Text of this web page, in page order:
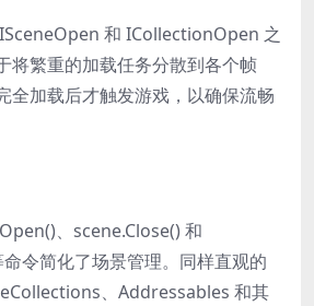
和 ICollectionOpen 之
将繁重的加载任务分散到各个帧
全加载后才触发游戏，以确保流畅
、scene.Close() 和
令简化了场景管理。同样直观的
、Addressables 和其